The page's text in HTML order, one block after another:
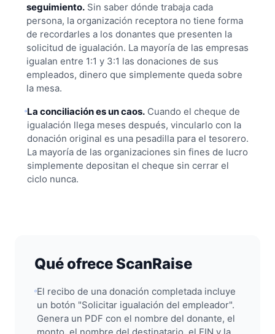
seguimiento.Sin saber dónde trabaja cada
persona, la organización receptora no tiene forma
de recordarles a los donantes que presenten la
solicitud de igualación. La mayoría de las empresas
igualan entre 1:1 y 3:1 las donaciones de sus
empleados, dinero que simplemente queda sobre
la mesa.
La conciliación es un caos.Cuando el cheque de
igualación llega meses después, vincularlo con la
donación original es una pesadilla para el tesorero.
La mayoría de las organizaciones sin fines de lucro
simplemente depositan el cheque sin cerrar el
ciclo nunca.
Qué ofrece ScanRaise
El recibo de una donación completada incluye
un botón "Solicitar igualación del empleador".
Genera un PDF con el nombre del donante, el